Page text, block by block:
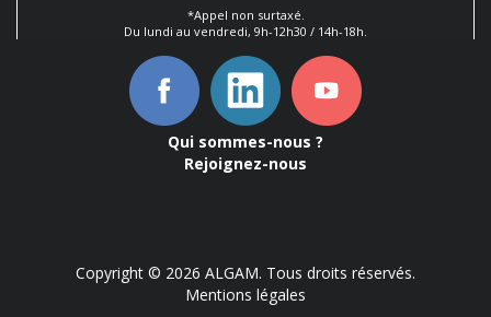
*Appel non surtaxé.
Du lundi au vendredi, 9h-12h30 / 14h-18h.
Qui sommes-nous ?
Rejoignez-nous
Copyright © 2026 ALGAM. Tous droits réservés.
Mentions légales